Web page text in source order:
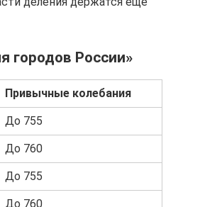
городов России»
Привычные колебания
До 755
До 760
До 755
До 760